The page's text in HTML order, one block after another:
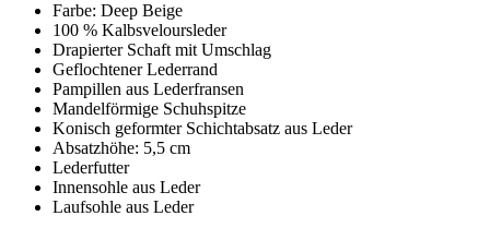
Farbe: Deep Beige
100 % Kalbsveloursleder
Drapierter Schaft mit Umschlag
Geflochtener Lederrand
Pampillen aus Lederfransen
Mandelförmige Schuhspitze
Konisch geformter Schichtabsatz aus Leder
Absatzhöhe: 5,5 cm
Lederfutter
Innensohle aus Leder
Laufsohle aus Leder